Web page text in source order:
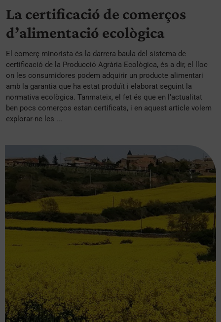
La certificació de comerços
d’alimentació ecològica
El comerç minorista és la darrera baula del sistema de
certificació de la Producció Agrària Ecològica, és a dir, el lloc
on les consumidores podem adquirir un producte alimentari
amb la garantia que ha estat produït i elaborat seguint la
normativa ecològica. Tanmateix, el fet és que en l’actualitat
ben pocs comerços estan certificats, i en aquest article volem
explorar-ne les ...